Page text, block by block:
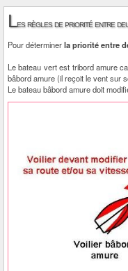
Les règles de priorité entre
Pour déterminerla priorité entre
Le bateau vert est tribord amure
bâbord amure (il reçoit le vent sur
Le bateau bâbord amure doit